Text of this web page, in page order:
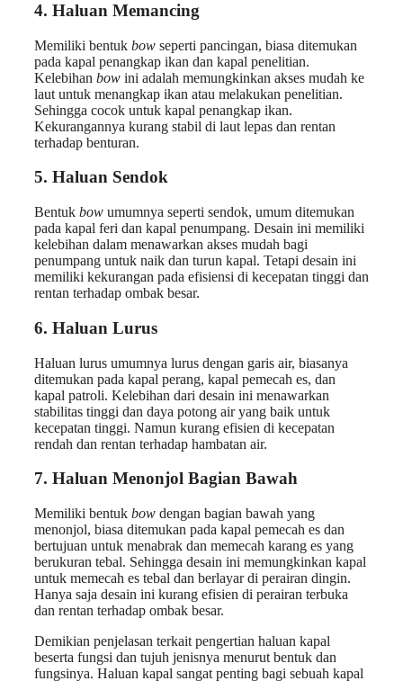
4. Haluan Memancing
Memiliki bentuk bow seperti pancingan, biasa ditemukan
pada kapal penangkap ikan dan kapal penelitian.
Kelebihan bow ini adalah memungkinkan akses mudah ke
laut untuk menangkap ikan atau melakukan penelitian.
Sehingga cocok untuk kapal penangkap ikan.
Kekurangannya kurang stabil di laut lepas dan rentan
terhadap benturan.
5. Haluan Sendok
Bentuk bow umumnya seperti sendok, umum ditemukan
pada kapal feri dan kapal penumpang. Desain ini memiliki
kelebihan dalam menawarkan akses mudah bagi
penumpang untuk naik dan turun kapal. Tetapi desain ini
memiliki kekurangan pada efisiensi di kecepatan tinggi dan
rentan terhadap ombak besar.
6. Haluan Lurus
Haluan lurus umumnya lurus dengan garis air, biasanya
ditemukan pada kapal perang, kapal pemecah es, dan
kapal patroli. Kelebihan dari desain ini menawarkan
stabilitas tinggi dan daya potong air yang baik untuk
kecepatan tinggi. Namun kurang efisien di kecepatan
rendah dan rentan terhadap hambatan air.
7. Haluan Menonjol Bagian Bawah
Memiliki bentuk bow dengan bagian bawah yang
menonjol, biasa ditemukan pada kapal pemecah es dan
bertujuan untuk menabrak dan memecah karang es yang
berukuran tebal. Sehingga desain ini memungkinkan kapal
untuk memecah es tebal dan berlayar di perairan dingin.
Hanya saja desain ini kurang efisien di perairan terbuka
dan rentan terhadap ombak besar.
Demikian penjelasan terkait pengertian haluan kapal
beserta fungsi dan tujuh jenisnya menurut bentuk dan
fungsinya. Haluan kapal sangat penting bagi sebuah kapal